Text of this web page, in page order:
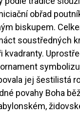
obřad
biskupem.
soustředných
kvadranty.
jej šestilistá
povahy Boha